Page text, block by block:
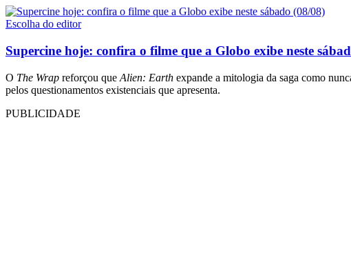
Escolha do editor
Supercine hoje: confira o filme que a Globo exibe neste
O The Wrap reforçou que Alien: Earth expande a mitologia da saga como
pelos questionamentos existenciais que apresenta.
PUBLICIDADE